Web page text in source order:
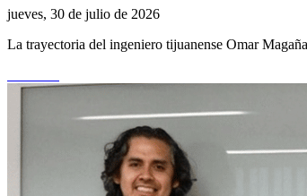
jueves, 30 de julio de 2026
La trayectoria del ingeniero tijuanense Omar